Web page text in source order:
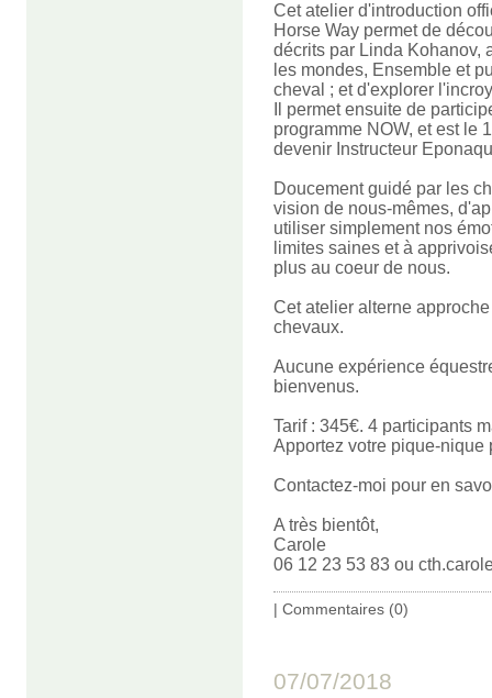
Cet atelier d'introduction
Horse Way permet de
décrits par Linda Kohanov,
les mondes, Ensemble et
cheval ; et d'explorer
Il permet ensuite de
programme NOW, et est le
devenir Instructeur
Doucement guidé par les
vision de nous-mêmes,
utiliser simplement nos
limites saines et à
plus au coeur de nous.
Cet atelier alterne
chevaux.
Aucune expérience
bienvenus.
Tarif : 345€. 4 participants
Apportez votre pique-
Contactez-moi pour en
A très bientôt,
Carole
06 12 23 53 83 ou
| Commentaires (0)
07/07/2018